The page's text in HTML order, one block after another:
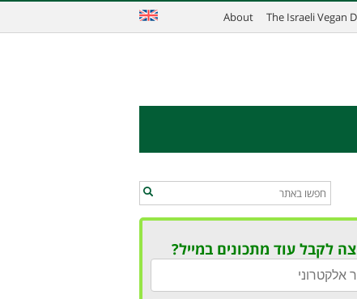
The Israeli Vegan
About
לקבל עוד מתכונים במייל?